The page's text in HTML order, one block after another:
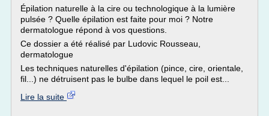
Épilation naturelle à la cire ou technologique à la lumière
pulsée ? Quelle épilation est faite pour moi ? Notre
dermatologue répond à vos questions.
Ce dossier a été réalisé par Ludovic Rousseau,
dermatologue
Les techniques naturelles d'épilation (pince, cire, orientale,
fil...) ne détruisent pas le bulbe dans lequel le poil est...
Lire la suite